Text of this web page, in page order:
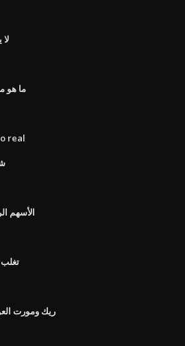
ما هو
real
الأسهم
ريك ومورت